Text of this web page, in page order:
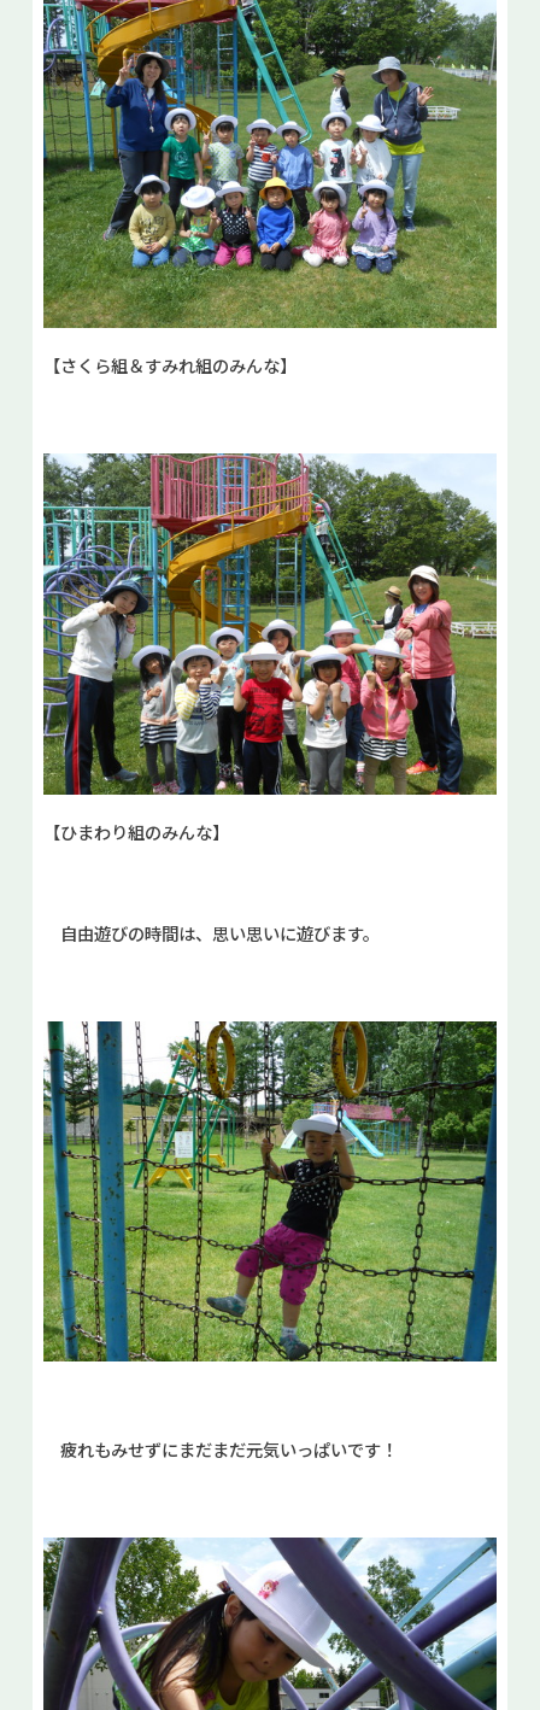
【さくら組＆すみれ組のみんな】
【ひまわり組のみんな】
自由遊びの時間は、思い思いに遊びます。
疲れもみせずにまだまだ元気いっぱいです！